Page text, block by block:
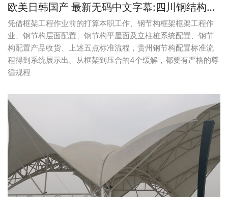
欧美日韩国产 最新无码中文字幕:四川钢结构安
装流程详解：从基础到成型的专业步骤
凭借框架工程作业前的打算本职工作、钢节构框架框架工程作
业、钢节构层面配置、钢节构平屋面及立柱桩系统配置、钢节
构配置产品收货、上述五点标准流程，贵州钢节构配置标准流
程得到系统展示出。从框架到压合的4个缓解，都要有严格的尊
循规程